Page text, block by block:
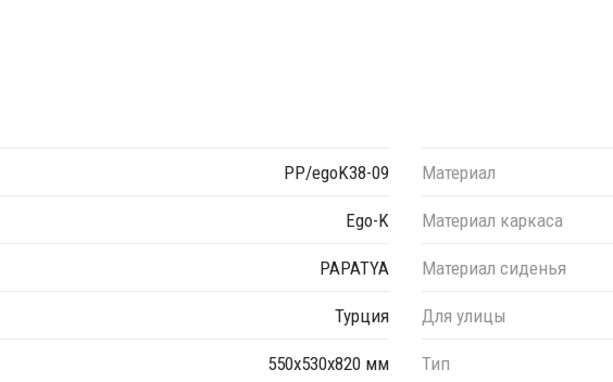
PP/egoK38-09
Ego-K
PAPATYA
Турция
550х530х820 мм
Материал
Материал каркаса
Материал сиденья
Для улицы
Тип